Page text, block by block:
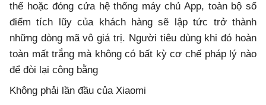
thể hoặc đóng cửa hệ thống máy chủ App, toàn bộ số
điểm tích lũy của khách hàng sẽ lập tức trở thành
những dòng mã vô giá trị. Người tiêu dùng khi đó hoàn
toàn mất trắng mà không có bất kỳ cơ chế pháp lý nào
để đòi lại công bằng
Không phải lần đầu của Xiaomi